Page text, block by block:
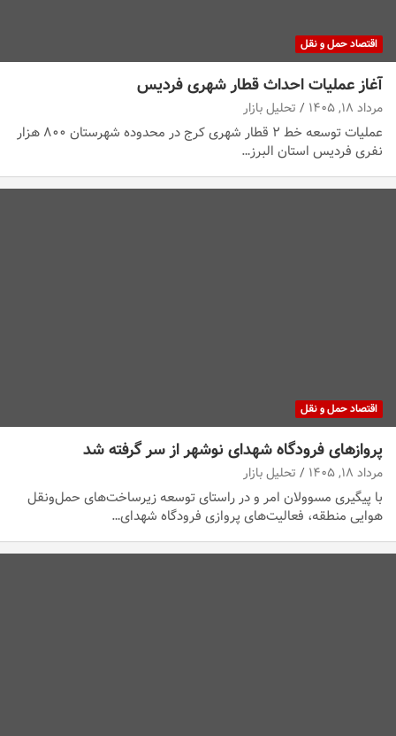
اقتصاد حمل و نقل
آغاز عملیات احداث قطار شهری فردیس
مرداد ۱۸, ۱۴۰۵ تحلیل بازار
عملیات توسعه خط ۲ قطار شهری کرج در محدوده شهرستان ۸۰۰ هزار
نفری فردیس استان البرز…
اقتصاد حمل و نقل
پروازهای فرودگاه شهدای نوشهر از سر گرفته شد
مرداد ۱۸, ۱۴۰۵ تحلیل بازار
با پیگیری مسوولان امر و در راستای توسعه زیرساخت‌های حمل‌ونقل
هوایی منطقه، فعالیت‌های پروازی فرودگاه شهدای…